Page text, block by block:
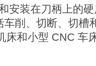
安装在刀柄上的
车削、切断、切槽
床和小型 CNC 车